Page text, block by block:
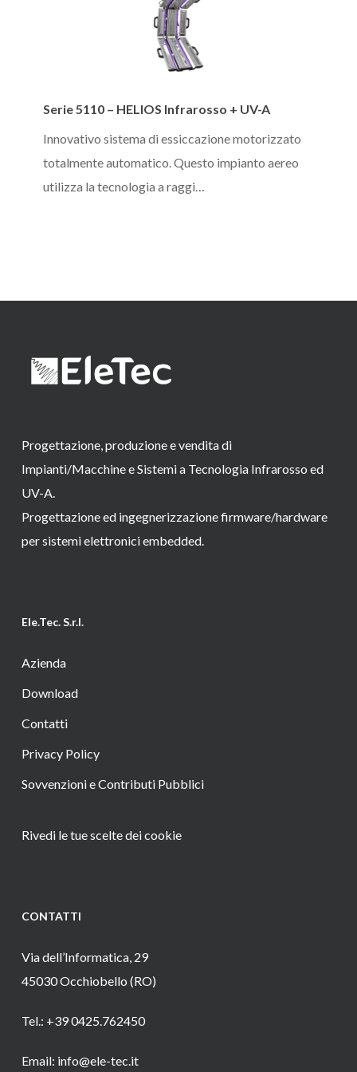
5110
HELIOS
Infrarosso
Serie 5110 – HELIOS Infrarosso + UV-A
Innovativo sistema di essiccazione motorizzato
totalmente automatico. Questo impianto aereo
utilizza la tecnologia a raggi…
Progettazione, produzione e vendita di
Impianti/Macchine e Sistemi a Tecnologia Infrarosso ed
UV-A.
Progettazione ed ingegnerizzazione firmware/hardware
per sistemi elettronici embedded.
Ele.Tec. S.r.l.
Azienda
Download
Contatti
Privacy Policy
Sovvenzioni e Contributi Pubblici
Rivedi le tue scelte dei cookie
CONTATTI
Via dell’Informatica, 29
45030 Occhiobello (RO)
Tel.: +39 0425.762450
Email: info@ele-tec.it